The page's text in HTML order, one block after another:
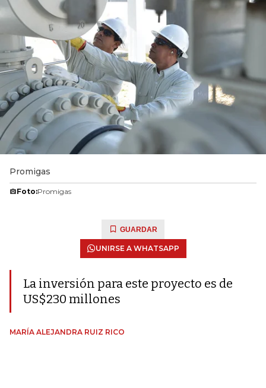
Promigas
Foto:Promigas
GUARDAR
UNIRSE A WHATSAPP
La inversión para este proyecto es de
US$230 millones
MARÍA ALEJANDRA RUIZ RICO